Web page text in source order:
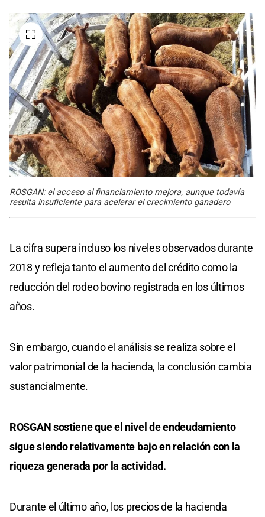
ROSGAN: el acceso al financiamiento mejora, aunque todavía
resulta insuficiente para acelerar el crecimiento ganadero
La cifra supera incluso los niveles observados durante
2018 y refleja tanto el aumento del crédito como la
reducción del rodeo bovino registrada en los últimos
años.
Sin embargo, cuando el análisis se realiza sobre el
valor patrimonial de la hacienda, la conclusión cambia
sustancialmente.
ROSGAN sostiene que el nivel de endeudamiento
sigue siendo relativamente bajo en relación con la
riqueza generada por la actividad.
Durante el último año, los precios de la hacienda